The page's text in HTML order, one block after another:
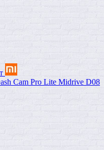
Cam Pro Lite Midrive D08